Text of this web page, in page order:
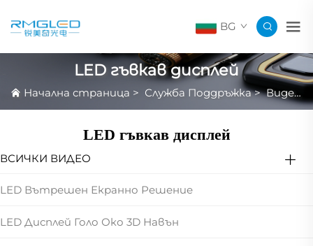
BG
LED гъвкав дисплей
Начална страница > Служба Поддръжка>Видео Преглед На Продукта
LED гъвкав дисплей
ВСИЧКИ ВИДЕО
LED Вътрешен Екранно Решение
LED Дисплей Голо Око 3D Навън